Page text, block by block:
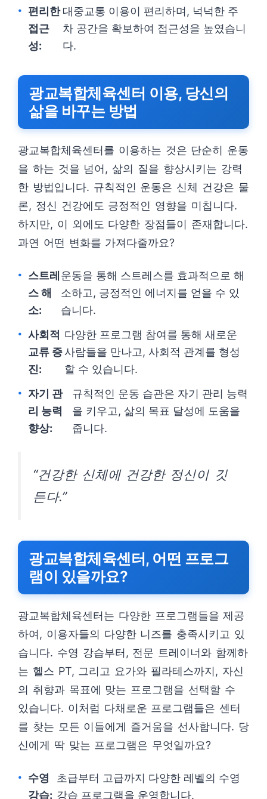
편리한
접근
성:
대중교통 이용이 편리하며, 넉넉한 주
차 공간을 확보하여 접근성을 높였습니
다.
광교복합체육센터 이용, 당신의
삶을 바꾸는 방법
광교복합체육센터를 이용하는 것은 단순히 운동
을 하는 것을 넘어, 삶의 질을 향상시키는 강력
한 방법입니다. 규칙적인 운동은 신체 건강은 물
론, 정신 건강에도 긍정적인 영향을 미칩니다.
하지만, 이 외에도 다양한 장점들이 존재합니다.
과연 어떤 변화를 가져다줄까요?
스트레
스 해
소:
운동을 통해 스트레스를 효과적으로 해
소하고, 긍정적인 에너지를 얻을 수 있
습니다.
사회적
교류 증
진:
다양한 프로그램 참여를 통해 새로운
사람들을 만나고, 사회적 관계를 형성
할 수 있습니다.
자기 관
리 능력
향상:
규칙적인 운동 습관은 자기 관리 능력
을 키우고, 삶의 목표 달성에 도움을
줍니다.
“건강한 신체에 건강한 정신이 깃
든다.”
광교복합체육센터, 어떤 프로그
램이 있을까요?
광교복합체육센터는 다양한 프로그램들을 제공
하여, 이용자들의 다양한 니즈를 충족시키고 있
습니다. 수영 강습부터, 전문 트레이너와 함께하
는 헬스 PT, 그리고 요가와 필라테스까지, 자신
의 취향과 목표에 맞는 프로그램을 선택할 수
있습니다. 이처럼 다채로운 프로그램들은 센터
를 찾는 모든 이들에게 즐거움을 선사합니다. 당
신에게 딱 맞는 프로그램은 무엇일까요?
수영
강습:
초급부터 고급까지 다양한 레벨의 수영
강습 프로그램을 운영합니다.